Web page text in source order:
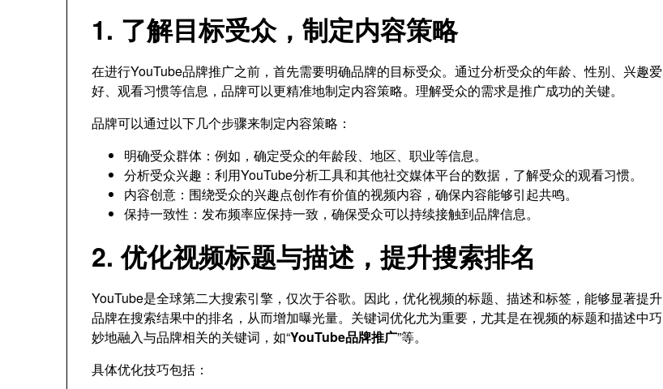
1. 了解目标受众，制定内容策略
在进行YouTube品牌推广之前，首先需要明确品牌的目标受众。通过分析受众的年龄、性别、兴趣爱
好、观看习惯等信息，品牌可以更精准地制定内容策略。理解受众的需求是推广成功的关键。
品牌可以通过以下几个步骤来制定内容策略：
明确受众群体：例如，确定受众的年龄段、地区、职业等信息。
分析受众兴趣：利用YouTube分析工具和其他社交媒体平台的数据，了解受众的观看习惯。
内容创意：围绕受众的兴趣点创作有价值的视频内容，确保内容能够引起共鸣。
保持一致性：发布频率应保持一致，确保受众可以持续接触到品牌信息。
2. 优化视频标题与描述，提升搜索排名
YouTube是全球第二大搜索引擎，仅次于谷歌。因此，优化视频的标题、描述和标签，能够显著提升
品牌在搜索结果中的排名，从而增加曝光量。关键词优化尤为重要，尤其是在视频的标题和描述中巧
妙地融入与品牌相关的关键词，如“YouTube品牌推广”等。
具体优化技巧包括：